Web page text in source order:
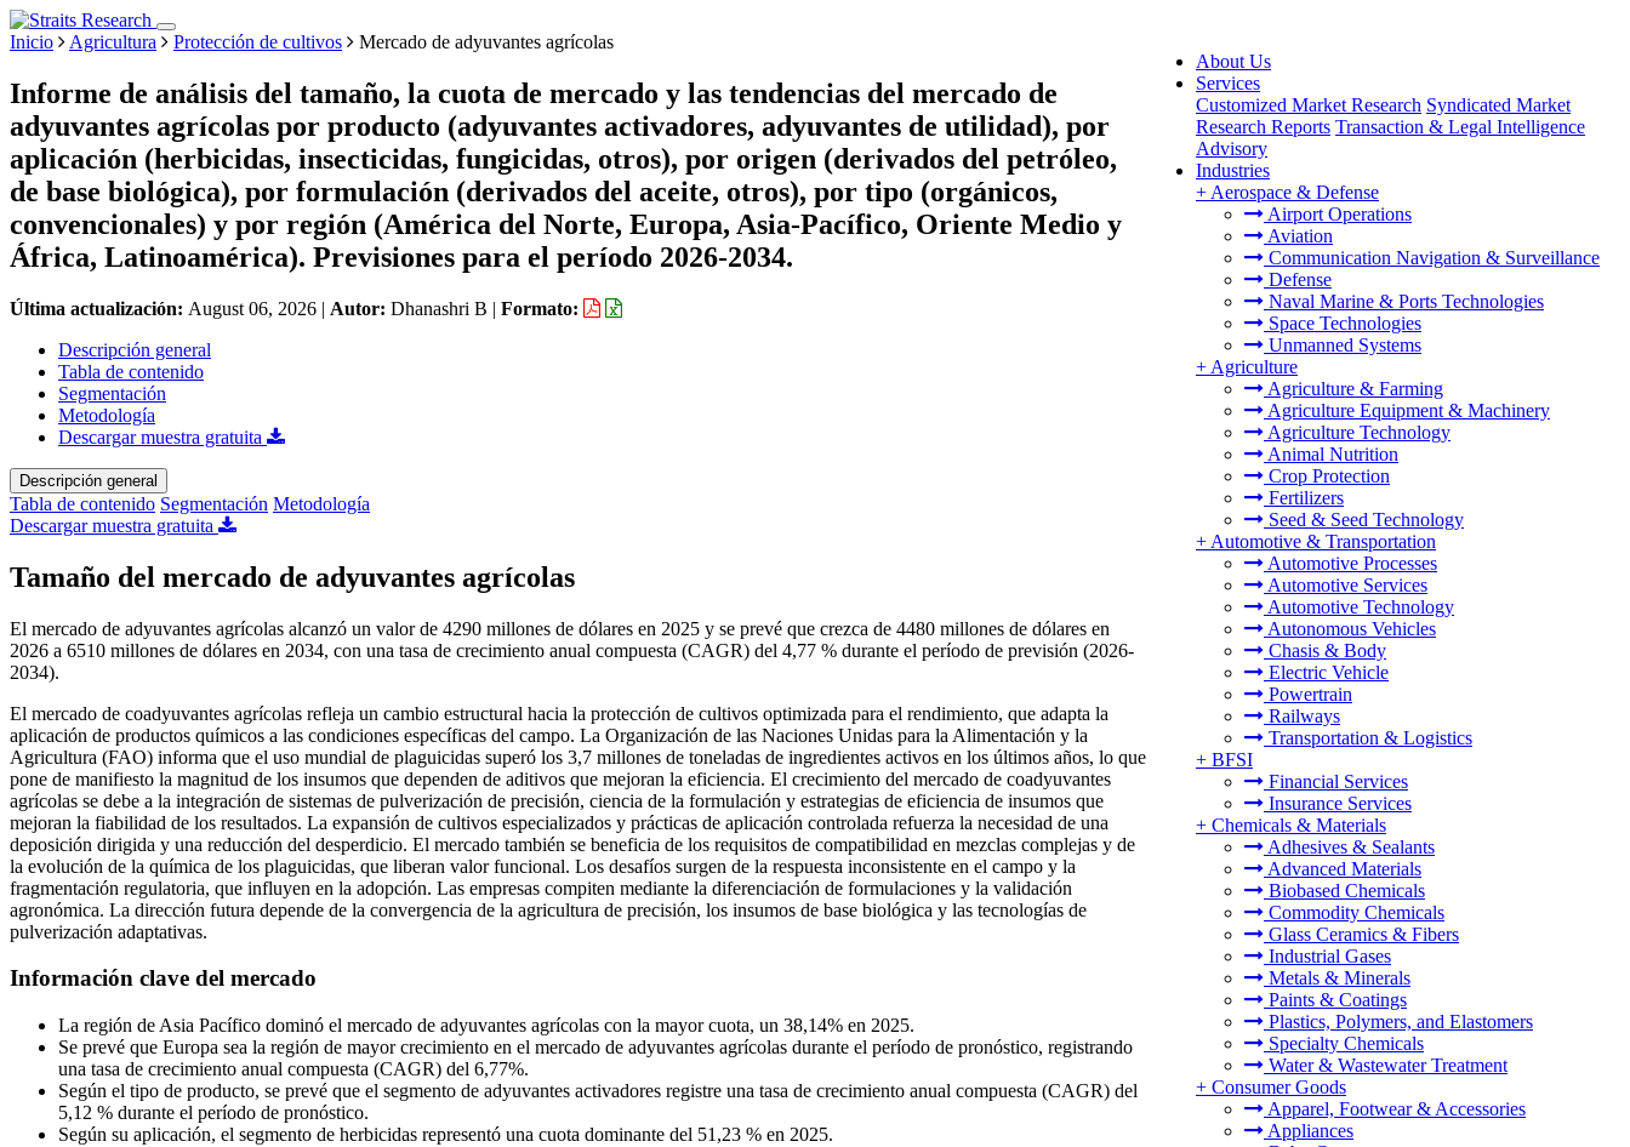
About Us
Services
Customized Market Research Syndicated Market
Research Reports Transaction & Legal Intelligence
Advisory
Industries
+ Aerospace & Defense
Airport Operations
Aviation
Communication Navigation & Surveillance
Defense
Naval Marine & Ports Technologies
Space Technologies
Unmanned Systems
+ Agriculture
Agriculture & Farming
Agriculture Equipment & Machinery
Agriculture Technology
Animal Nutrition
Crop Protection
Fertilizers
Seed & Seed Technology
+ Automotive & Transportation
Automotive Processes
Automotive Services
Automotive Technology
Autonomous Vehicles
Chasis & Body
Electric Vehicle
Powertrain
Railways
Transportation & Logistics
+ BFSI
Financial Services
Insurance Services
+ Chemicals & Materials
Adhesives & Sealants
Advanced Materials
Biobased Chemicals
Commodity Chemicals
Glass Ceramics & Fibers
Industrial Gases
Metals & Minerals
Paints & Coatings
Plastics, Polymers, and Elastomers
Specialty Chemicals
Water & Wastewater Treatment
+ Consumer Goods
Apparel, Footwear & Accessories
Appliances
Inicio Agricultura Protección de cultivos Mercado de adyuvantes agrícolas
Informe de análisis del tamaño, la cuota de mercado y las tendencias del mercado de
adyuvantes agrícolas por producto (adyuvantes activadores, adyuvantes de utilidad), por
aplicación (herbicidas, insecticidas, fungicidas, otros), por origen (derivados del petróleo,
de base biológica), por formulación (derivados del aceite, otros), por tipo (orgánicos,
convencionales) y por región (América del Norte, Europa, Asia-Pacífico, Oriente Medio y
África, Latinoamérica). Previsiones para el período 2026-2034.
Última actualización: August 06, 2026 | Autor: Dhanashri B | Formato:
Descripción general
Tabla de contenido
Segmentación
Metodología
Descargar muestra gratuita
Descripción general
Tabla de contenido Segmentación Metodología
Descargar muestra gratuita
Tamaño del mercado de adyuvantes agrícolas
El mercado de adyuvantes agrícolas alcanzó un valor de 4290 millones de dólares en 2025 y se prevé que crezca de 4480 millones de dólares en
2026 a 6510 millones de dólares en 2034, con una tasa de crecimiento anual compuesta (CAGR) del 4,77 % durante el período de previsión (2026-
2034).
El mercado de coadyuvantes agrícolas refleja un cambio estructural hacia la protección de cultivos optimizada para el rendimiento, que adapta la
aplicación de productos químicos a las condiciones específicas del campo. La Organización de las Naciones Unidas para la Alimentación y la
Agricultura (FAO) informa que el uso mundial de plaguicidas superó los 3,7 millones de toneladas de ingredientes activos en los últimos años, lo que
pone de manifiesto la magnitud de los insumos que dependen de aditivos que mejoran la eficiencia. El crecimiento del mercado de coadyuvantes
agrícolas se debe a la integración de sistemas de pulverización de precisión, ciencia de la formulación y estrategias de eficiencia de insumos que
mejoran la fiabilidad de los resultados. La expansión de cultivos especializados y prácticas de aplicación controlada refuerza la necesidad de una
deposición dirigida y una reducción del desperdicio. El mercado también se beneficia de los requisitos de compatibilidad en mezclas complejas y de
la evolución de la química de los plaguicidas, que liberan valor funcional. Los desafíos surgen de la respuesta inconsistente en el campo y la
fragmentación regulatoria, que influyen en la adopción. Las empresas compiten mediante la diferenciación de formulaciones y la validación
agronómica. La dirección futura depende de la convergencia de la agricultura de precisión, los insumos de base biológica y las tecnologías de
pulverización adaptativas.
Información clave del mercado
La región de Asia Pacífico dominó el mercado de adyuvantes agrícolas con la mayor cuota, un 38,14% en 2025.
Se prevé que Europa sea la región de mayor crecimiento en el mercado de adyuvantes agrícolas durante el período de pronóstico, registrando
una tasa de crecimiento anual compuesta (CAGR) del 6,77%.
Según el tipo de producto, se prevé que el segmento de adyuvantes activadores registre una tasa de crecimiento anual compuesta (CAGR) del
5,12 % durante el período de pronóstico.
Según su aplicación, el segmento de herbicidas representó una cuota dominante del 51,23 % en 2025.